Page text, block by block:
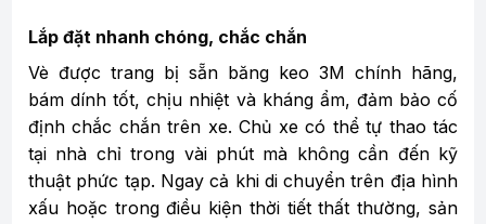
Lắp đặt nhanh chóng, chắc chắn
Vè được trang bị sẵn băng keo 3M chính hãng,
bám dính tốt, chịu nhiệt và kháng ẩm, đảm bảo cố
định chắc chắn trên xe. Chủ xe có thể tự thao tác
tại nhà chỉ trong vài phút mà không cần đến kỹ
thuật phức tạp. Ngay cả khi di chuyển trên địa hình
xấu hoặc trong điều kiện thời tiết thất thường, sản